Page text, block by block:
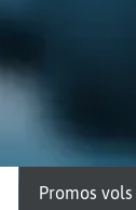
Promos vols